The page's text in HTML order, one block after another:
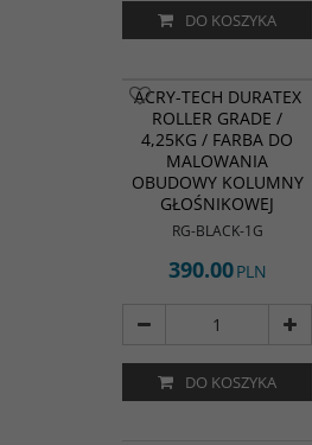
DO KOSZYKA
ACRY-TECH DURATEX
ROLLER GRADE /
4,25KG / FARBA DO
MALOWANIA
OBUDOWY KOLUMNY
GŁOŚNIKOWEJ
RG-BLACK-1G
390.00PLN
DO KOSZYKA